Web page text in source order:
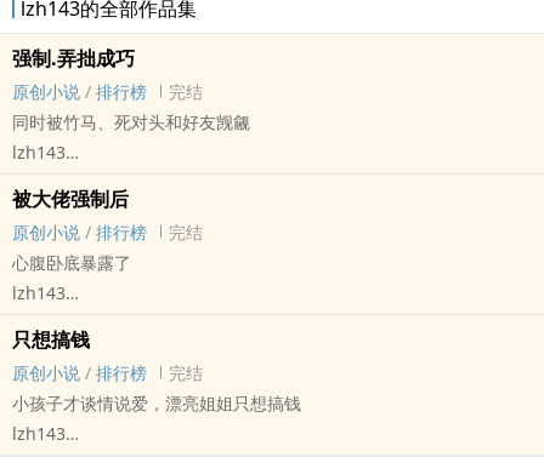
lzh143的全部作品集
强制.弄拙成巧
原创小说 / 排行榜
完结
同时被竹马、死对头和好友觊觎
lzh143
现代 - 小甜饼 - 狗血 - 强制爱
NP
阮星父亲去世后，偌大的家业压在了他身上。
一起长大的双子愿意帮他，条件是当他们的共妻，死对头用生意上的
事把他骗过去，关起来强制爱，不答应结婚就不放他回去。
他逃出去，投奔好友，结果好友也向他伸出了手……
被大佬强制后
原创小说 / 排行榜
完结
心腹卧底暴露了
lzh143
现代 - HE - 轻松 - 狗血
谐趣
孟言是个很合格的卧底，潜伏仅两年就做坐到了二把手的位置，做事
谨慎，滴水不漏。
只想搞钱
原创小说 / 排行榜
完结
小孩子才谈情说爱，漂亮姐姐只想搞钱
lzh143